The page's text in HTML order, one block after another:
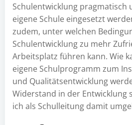
Schulentwicklung pragmatisch
eigene Schule eingesetzt
zudem, unter welchen
Schulentwicklung zu mehr
Arbeitsplatz führen kann. Wie
eigene Schulprogramm zum
und Qualitätsentwicklung
Widerstand in der Entwicklung
ich als Schulleitung damit